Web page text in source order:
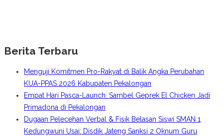
Berita Terbaru
Menguji Komitmen Pro-Rakyat di Balik Angka Perubahan
KUA-PPAS 2026 Kabupaten Pekalongan
Empat Hari Pasca-Launch: Sambel Geprek El Chicken Jadi
Primadona di Pekalongan
Dugaan Pelecehan Verbal & Fisik Belasan Siswi SMAN 1
Kedungwuni Usai: Disdik Jateng Sanksi 2 Oknum Guru